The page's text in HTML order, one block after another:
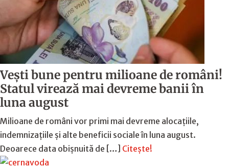
Vești bune pentru milioane de români!
Statul virează mai devreme banii în
luna august
Milioane de români vor primi mai devreme alocațiile,
indemnizațiile și alte beneficii sociale în luna august.
Deoarece data obișnuită de […] Citește!